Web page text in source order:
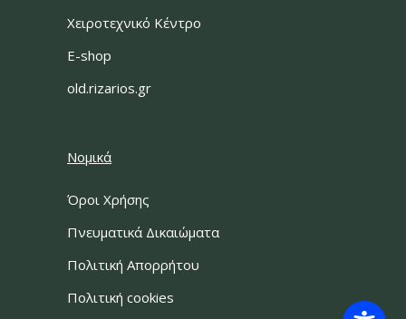
Χειροτεχνικό Κέντρο
E-shop
old.rizarios.gr
Νομικά
Όροι Χρήσης
Πνευματικά Δικαιώματα
Πολιτική Απορρήτου
Πολιτική cookies